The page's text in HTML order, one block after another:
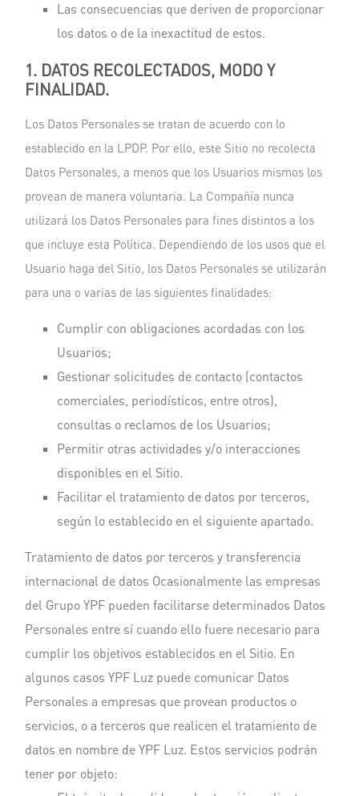
Las consecuencias que deriven de proporcionar
los datos o de la inexactitud de estos.
1. DATOS RECOLECTADOS, MODO Y
FINALIDAD.
Los Datos Personales se tratan de acuerdo con lo
establecido en la LPDP. Por ello, este Sitio no recolecta
Datos Personales, a menos que los Usuarios mismos los
provean de manera voluntaria. La Compañía nunca
utilizará los Datos Personales para fines distintos a los
que incluye esta Política. Dependiendo de los usos que el
Usuario haga del Sitio, los Datos Personales se utilizarán
para una o varias de las siguientes finalidades:
Cumplir con obligaciones acordadas con los
Usuarios;
Gestionar solicitudes de contacto (contactos
comerciales, periodísticos, entre otros),
consultas o reclamos de los Usuarios;
Permitir otras actividades y/o interacciones
disponibles en el Sitio.
Facilitar el tratamiento de datos por terceros,
según lo establecido en el siguiente apartado.
Tratamiento de datos por terceros y transferencia
internacional de datos Ocasionalmente las empresas
del Grupo YPF pueden facilitarse determinados Datos
Personales entre sí cuando ello fuere necesario para
cumplir los objetivos establecidos en el Sitio. En
algunos casos YPF Luz puede comunicar Datos
Personales a empresas que provean productos o
servicios, o a terceros que realicen el tratamiento de
datos en nombre de YPF Luz. Estos servicios podrán
tener por objeto: